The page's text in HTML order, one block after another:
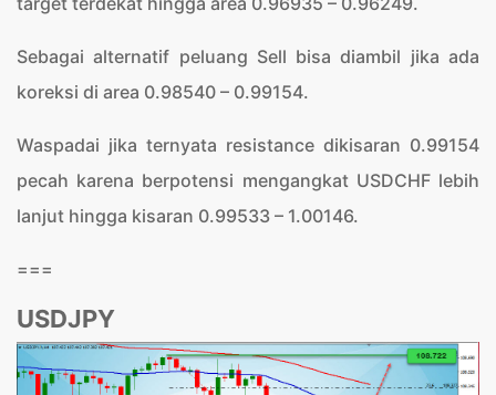
Sebagai alternatif peluang Sell bisa diambil jika ada
koreksi di area 0.98540 – 0.99154.
Waspadai jika ternyata resistance dikisaran 0.99154
pecah karena berpotensi mengangkat USDCHF lebih
lanjut hingga kisaran 0.99533 – 1.00146.
===
USDJPY